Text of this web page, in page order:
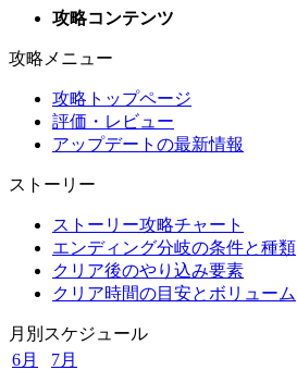
攻略コンテンツ
攻略メニュー
攻略トップページ
評価・レビュー
アップデートの最新情報
ストーリー
ストーリー攻略チャート
エンディング分岐の条件と種類
クリア後のやり込み要素
クリア時間の目安とボリューム
月別スケジュール
6月
7月